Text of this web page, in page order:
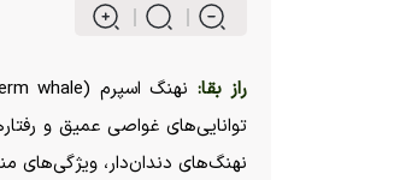
راز بقا:
توانایی‌های غواصی عمیق و
نهنگ‌های دندان‌دار، ویژگی‌های